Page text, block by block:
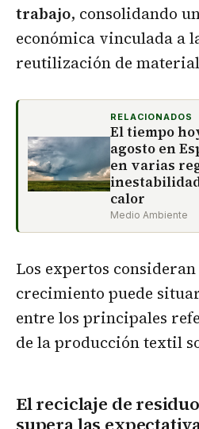
trabajo, consolidando
económica vinculada a
reutilización de
RELACIONADOS
El tiempo
agosto en
en varias
calor
Medio Ambiente
Los expertos consideran
crecimiento puede
entre los principales
de la producción textil
El reciclaje de